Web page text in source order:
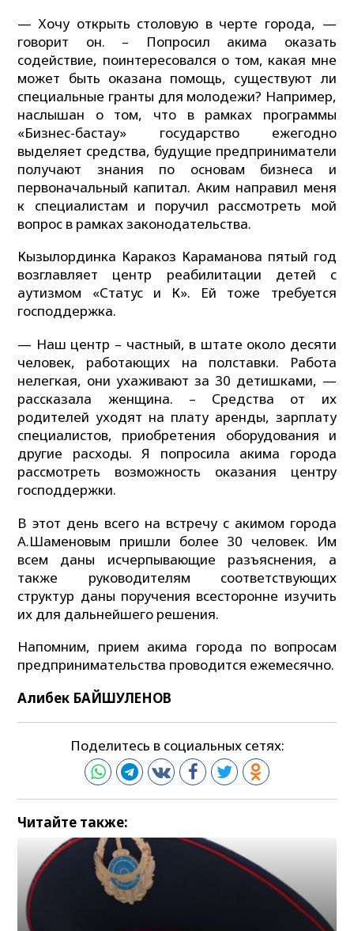
— Хочу открыть столовую в черте города, —
говорит он. – Попросил акима оказать
содействие, поинтересовался о том, какая мне
может быть оказана помощь, существуют ли
специальные гранты для молодежи? Например,
наслышан о том, что в рамках программы
«Бизнес-бастау» государство ежегодно
выделяет средства, будущие предприниматели
получают знания по основам бизнеса и
первоначальный капитал. Аким направил меня
к специалистам и поручил рассмотреть мой
вопрос в рамках законодательства.
Кызылординка Каракоз Караманова пятый год
возглавляет центр реабилитации детей с
аутизмом «Статус и К». Ей тоже требуется
господдержка.
— Наш центр – частный, в штате около десяти
человек, работающих на полставки. Работа
нелегкая, они ухаживают за 30 детишками, —
рассказала женщина. – Средства от их
родителей уходят на плату аренды, зарплату
специалистов, приобретения оборудования и
другие расходы. Я попросила акима города
рассмотреть возможность оказания центру
господдержки.
В этот день всего на встречу с акимом города
А.Шаменовым пришли более 30 человек. Им
всем даны исчерпывающие разъяснения, а
также руководителям соответствующих
структур даны поручения всесторонне изучить
их для дальнейшего решения.
Напомним, прием акима города по вопросам
предпринимательства проводится ежемесячно.
Алибек БАЙШУЛЕНОВ
Поделитесь в социальных сетях:
Читайте также: